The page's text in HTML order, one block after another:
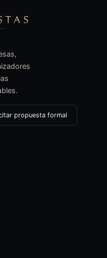
propuesta formal